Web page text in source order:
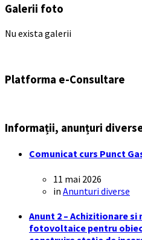
Galerii foto
Nu exista galerii
Platforma e-Consultare
Informații, anunțuri
Comunicat curs Punct
11 mai 2026
in Anunturi diverse
Anunt 2 – Achizitionare
fotovoltaice pentru